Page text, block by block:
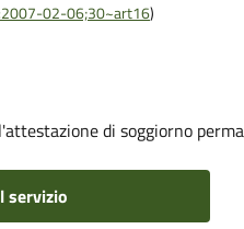
02-06;30~art16)
di soggiorno
servizio